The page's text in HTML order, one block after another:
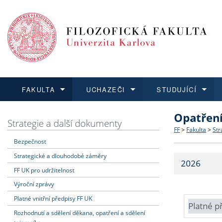
FAKULTA
Dozvědět se více
Struktura
Strategie
Fakultní
UCHAZEČI
Podat přihlášku
Co
Učitelské
STUDUJÍCÍ
Dozvědět se více
Dozvědět se více
O vědě a
Dozvědět se více
Aktuální
Strategie a další dokumenty
Bezpečnost
Strategické a dlouhodobé záměry
FF UK pro udržitelnost
Výroční zprávy
Platné vnitřní předpisy FF UK
Rozhodnutí a sdělení děkana, opatření a sdělení
FF > Fakulta >
2026
Platné